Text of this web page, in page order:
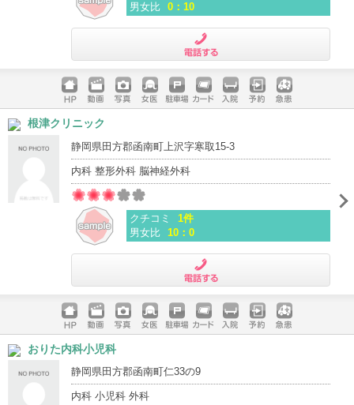
男女比 0：10
ホームペ
ージ
動画 写真 女医 駐車場
クレジッ
入院 予約 急患
根津クリニック
静岡県田方郡函南町上沢字寒取15-3
内科 整形外科 脳神経外科
クチコミ
1件
男女比
10：0
ホームペ
ージ
動画 写真 女医 駐車場
クレジッ
入院 予約 急患
おりた内科小児科
静岡県田方郡函南町仁33の9
内科 小児科 外科